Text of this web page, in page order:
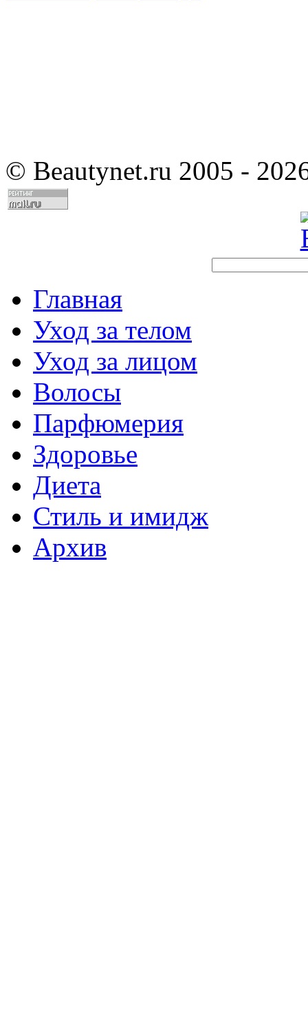
© Beautynet.ru 2005 -
Главная
Уход за телом
Уход за лицом
Волосы
Парфюмерия
Здоровье
Диета
Стиль и имидж
Архив